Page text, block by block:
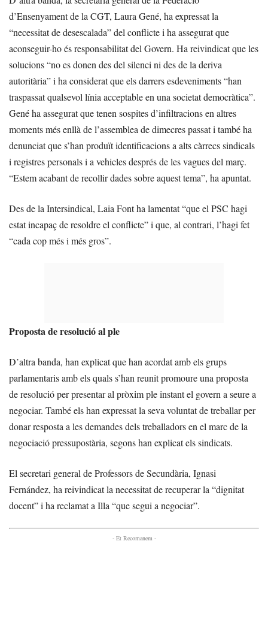
d’Ensenyament de la CGT, Laura Gené, ha expressat la
“necessitat de desescalada” del conflicte i ha assegurat que
aconseguir-ho és responsabilitat del Govern. Ha reivindicat que les
solucions “no es donen des del silenci ni des de la deriva
autoritària” i ha considerat que els darrers esdeveniments “han
traspassat qualsevol línia acceptable en una societat democràtica”.
Gené ha assegurat que tenen sospites d’infiltracions en altres
moments més enllà de l’assemblea de dimecres passat i també ha
denunciat que s’han produït identificacions a alts càrrecs sindicals
i registres personals i a vehicles després de les vagues del març.
“Estem acabant de recollir dades sobre aquest tema”, ha apuntat.
Des de la Intersindical, Laia Font ha lamentat “que el PSC hagi
estat incapaç de resoldre el conflicte” i que, al contrari, l’hagi fet
“cada cop més i més gros”.
Proposta de resolució al ple
D’altra banda, han explicat que han acordat amb els grups
parlamentaris amb els quals s’han reunit promoure una proposta
de resolució per presentar al pròxim ple instant el govern a seure a
negociar. També els han expressat la seva voluntat de treballar per
donar resposta a les demandes dels treballadors en el marc de la
negociació pressupostària, segons han explicat els sindicats.
El secretari general de Professors de Secundària, Ignasi
Fernández, ha reivindicat la necessitat de recuperar la “dignitat
docent” i ha reclamat a Illa “que segui a negociar”.
- Et Recomanem -